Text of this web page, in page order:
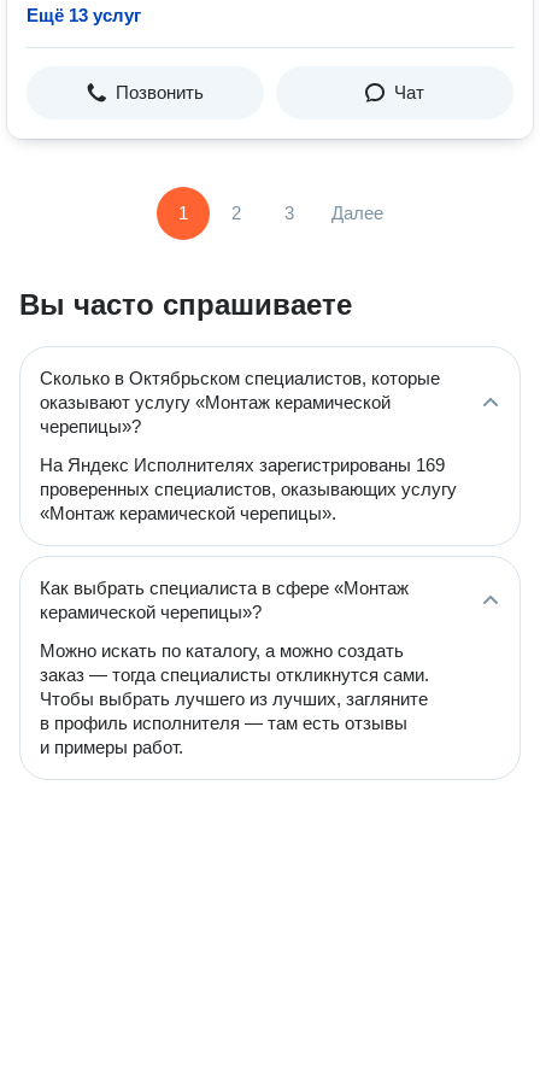
Ещё 13 услуг
Позвонить Чат
1 2 3 Далее
Вы часто спрашиваете
Сколько в Октябрьском специалистов, которые
оказывают услугу «Монтаж керамической
черепицы»?
На Яндекс Исполнителях зарегистрированы 169
проверенных специалистов, оказывающих услугу
«Монтаж керамической черепицы».
Как выбрать специалиста в сфере «Монтаж
керамической черепицы»?
Можно искать по каталогу, а можно создать
заказ — тогда специалисты откликнутся сами.
Чтобы выбрать лучшего из лучших, загляните
в профиль исполнителя — там есть отзывы
и примеры работ.